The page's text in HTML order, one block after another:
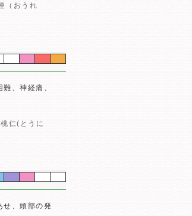
（おうれ
、神経痛、
桃仁(とうに
せ、頭部の発